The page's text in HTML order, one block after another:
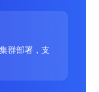
群部署，支